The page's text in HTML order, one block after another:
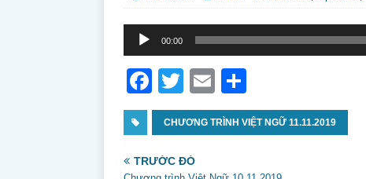
Trình
phát
âm
thanh
00:00
F
a
c
e
T
w
itt
er
E
m
ai
h
ar
CHƯƠNG TRÌNH VIỆT NGỮ 11.11.2019
TRƯỚC ĐÓ